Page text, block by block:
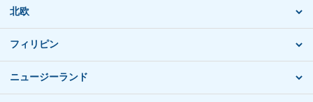
北欧
フィリピン
ニュージーランド